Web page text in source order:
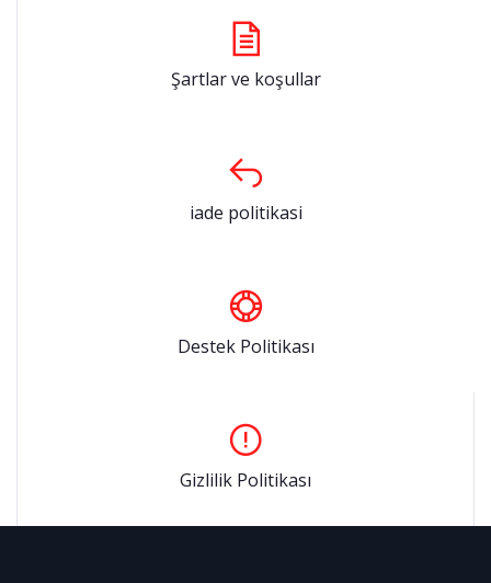
Şartlar ve koşullar
iade politikasi
Destek Politikası
Gizlilik Politikası